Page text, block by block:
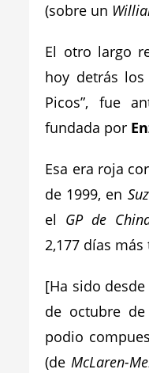
(sobre un
El otro largo
hoy detrás los
Picos”, fue
fundada por
Esa era roja
de 1999, en
el GP de
2,177 días más
[Ha sido
de octubre
podio
(de McLaren-